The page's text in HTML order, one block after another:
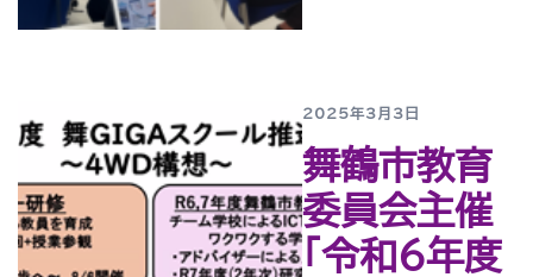
2025年3月3日
舞鶴市教育
委員会主催
「令和６年度